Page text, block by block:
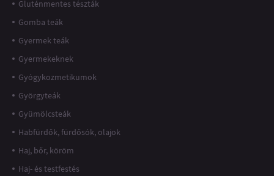
Gluténmentes tészták
Gomba teák
Gyermek teák
Gyermekeknek
Gyógykozmetikumok
Györgyteák
Gyümölcsteák
Habfürdők, fürdősók, olajok
Haj, bőr, köröm
Haj- és testfestés